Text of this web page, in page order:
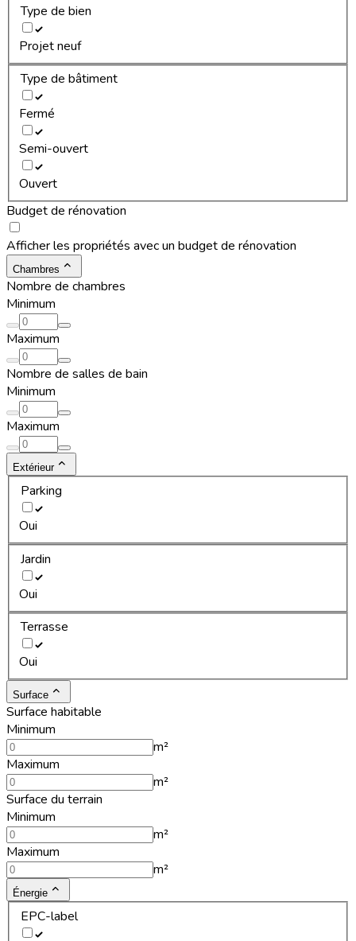
Type de bien
Projet neuf
Type de bâtiment
Fermé
Semi-ouvert
Ouvert
Budget de rénovation
Afficher les propriétés avec un budget de rénovation
Chambres
Nombre de chambres
Minimum
Maximum
Nombre de salles de bain
Minimum
Maximum
Extérieur
Parking
Oui
Jardin
Oui
Terrasse
Oui
Surface
Surface habitable
Minimum
m²
Maximum
m²
Surface du terrain
Minimum
m²
Maximum
m²
Énergie
EPC-label